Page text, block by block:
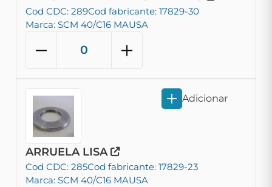
Cod CDC: 289Cod fabricante: 17829-30
Marca: SCM 40/C16 MAUSA
ARRUELA LISA
Cod CDC: 285Cod fabricante: 17829-23
Marca: SCM 40/C16 MAUSA
Adicionar